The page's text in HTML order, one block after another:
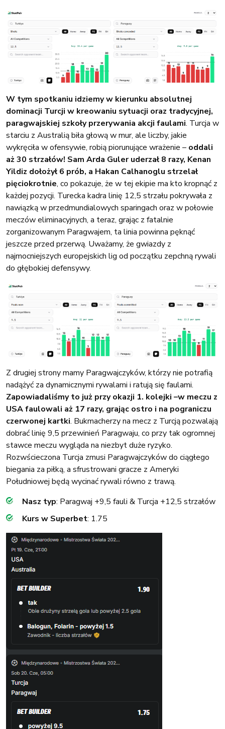
W tym spotkaniu idziemy w kierunku absolutnej
dominacji Turcji w kreowaniu sytuacji oraz tradycyjnej,
paragwajskiej szkoły przerywania akcji faulami. Turcja w
starciu z Australią biła głową w mur, ale liczby, jakie
wykręciła w ofensywie, robią piorunujące wrażenie – oddali
aż 30 strzałów! Sam Arda Guler uderzał 8 razy, Kenan
Yildiz dołożył 6 prób, a Hakan Calhanoglu strzelał
pięciokrotnie, co pokazuje, że w tej ekipie ma kto kropnąć z
każdej pozycji. Turecka kadra linię 12,5 strzału pokrywała z
nawiązką w przedmundialowych sparingach oraz w połowie
meczów eliminacyjnych, a teraz, grając z fatalnie
zorganizowanym Paragwajem, ta linia powinna pęknąć
jeszcze przed przerwą. Uważamy, że gwiazdy z
najmocniejszych europejskich lig od początku zepchną rywali
do głębokiej defensywy.
Z drugiej strony mamy Paragwajczyków, którzy nie potrafią
nadążyć za dynamicznymi rywalami i ratują się faulami.
Zapowiadaliśmy to już przy okazji 1. kolejki –w meczu z
USA faulowali aż 17 razy, grając ostro i na pograniczu
czerwonej kartki. Bukmacherzy na mecz z Turcją pozwalają
dobrać linię 9,5 przewinień Paragwaju, co przy tak ogromnej
stawce meczu wygląda na niezbyt duże ryzyko.
Rozwścieczona Turcja zmusi Paragwajczyków do ciągłego
biegania za piłką, a sfrustrowani gracze z Ameryki
Południowej będą wycinać rywali równo z trawą.
Nasz typ: Paragwaj +9,5 fauli & Turcja +12,5 strzałów
Kurs w Superbet: 1.75